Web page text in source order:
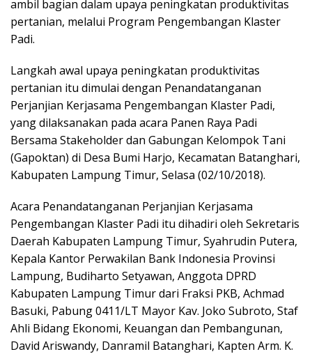
ambil bagian dalam upaya peningkatan produktivitas
pertanian, melalui Program Pengembangan Klaster
Padi.
Langkah awal upaya peningkatan produktivitas
pertanian itu dimulai dengan Penandatanganan
Perjanjian Kerjasama Pengembangan Klaster Padi,
yang dilaksanakan pada acara Panen Raya Padi
Bersama Stakeholder dan Gabungan Kelompok Tani
(Gapoktan) di Desa Bumi Harjo, Kecamatan Batanghari,
Kabupaten Lampung Timur, Selasa (02/10/2018).
Acara Penandatanganan Perjanjian Kerjasama
Pengembangan Klaster Padi itu dihadiri oleh Sekretaris
Daerah Kabupaten Lampung Timur, Syahrudin Putera,
Kepala Kantor Perwakilan Bank Indonesia Provinsi
Lampung, Budiharto Setyawan, Anggota DPRD
Kabupaten Lampung Timur dari Fraksi PKB, Achmad
Basuki, Pabung 0411/LT Mayor Kav. Joko Subroto, Staf
Ahli Bidang Ekonomi, Keuangan dan Pembangunan,
David Ariswandy, Danramil Batanghari, Kapten Arm. K.